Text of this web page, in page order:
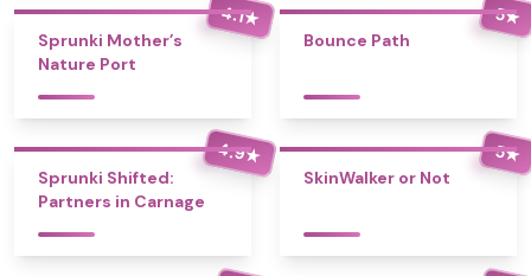
4.1★
Sprunki Mother’s
Nature Port
5★
Bounce Path
4.9★
Sprunki Shifted:
Partners in Carnage
5★
SkinWalker or Not